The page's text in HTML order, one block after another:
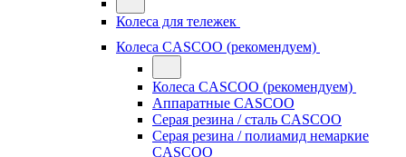
Колеса для тележек
Колеса CASCOO (рекомендуем)
Колеса CASCOO (рекомендуем)
Аппаратные CASCOO
Серая резина / сталь CASCOO
Серая резина / полиамид немаркие
CASCOO